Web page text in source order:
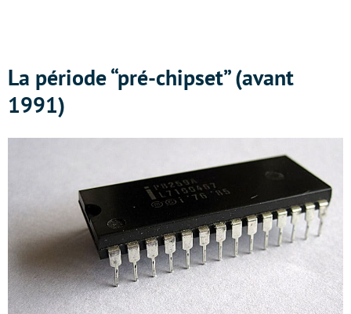
La période “pré-chipset” (avant
1991)